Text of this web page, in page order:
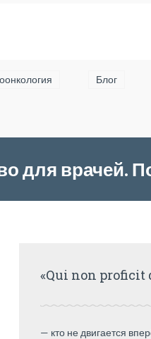
Блог
для врачей.
«Qui non proficit
— кто не двигается